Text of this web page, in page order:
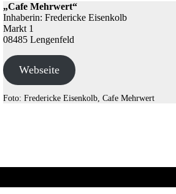
„Cafe Mehrwert“
Inhaberin: Fredericke Eisenkolb
Markt 1
08485 Lengenfeld
Webseite
Foto: Fredericke Eisenkolb, Cafe Mehrwert